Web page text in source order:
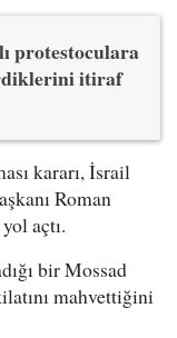
protestoculara
itiraf
kararı, İsrail
Roman
açtı.
bir Mossad
mahvettiğini